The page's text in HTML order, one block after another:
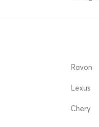
Ravon
Lexus
Chery